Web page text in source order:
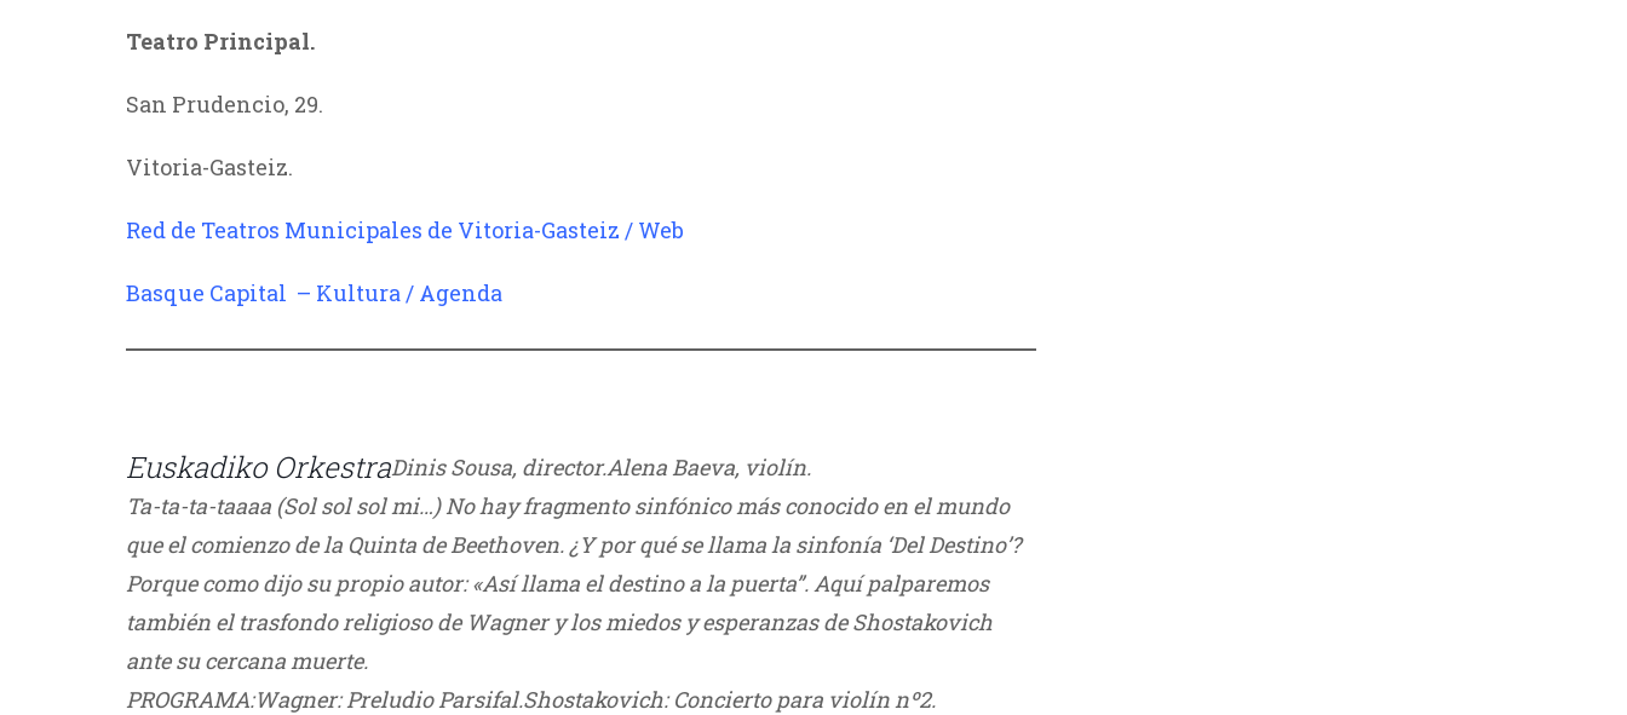
Teatro Principal.
San Prudencio, 29.
Vitoria-Gasteiz.
Red de Teatros Municipales de Vitoria-Gasteiz / Web
Basque Capital – Kultura / Agenda
Euskadiko OrkestraDinis Sousa, director.Alena Baeva, violín.
Ta-ta-ta-taaaa (Sol sol sol mi…) No hay fragmento sinfónico más conocido en el mundo
que el comienzo de la Quinta de Beethoven. ¿Y por qué se llama la sinfonía ‘Del Destino’?
Porque como dijo su propio autor: «Así llama el destino a la puerta”. Aquí palparemos
también el trasfondo religioso de Wagner y los miedos y esperanzas de Shostakovich
ante su cercana muerte.
PROGRAMA:Wagner: Preludio Parsifal.Shostakovich: Concierto para violín nº2.